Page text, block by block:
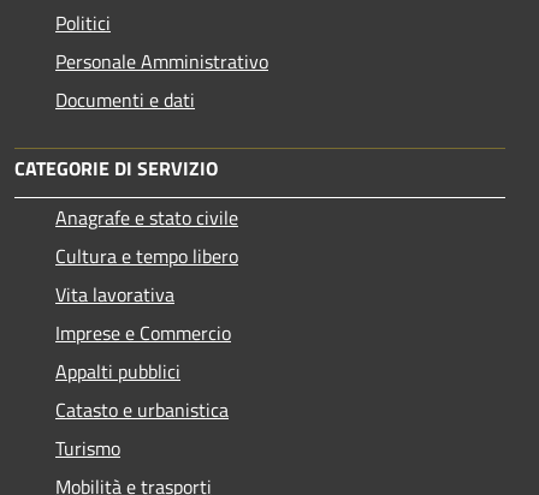
Politici
Personale Amministrativo
Documenti e dati
CATEGORIE DI SERVIZIO
Anagrafe e stato civile
Cultura e tempo libero
Vita lavorativa
Imprese e Commercio
Appalti pubblici
Catasto e urbanistica
Turismo
Mobilità e trasporti